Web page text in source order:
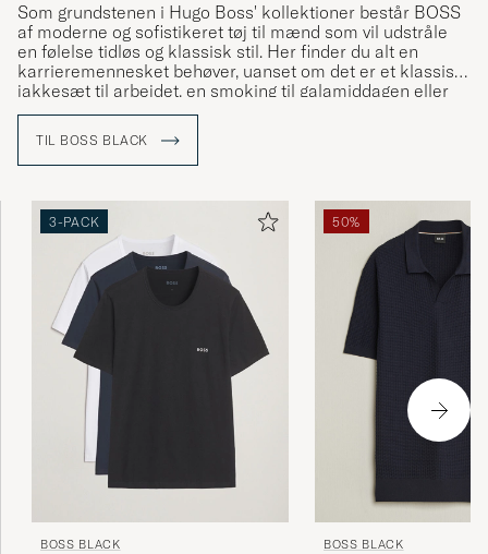
Som grundstenen i Hugo Boss' kollektioner består BOSS
af moderne og sofistikeret tøj til mænd som vil udstråle
en følelse tidløs og klassisk stil. Her finder du alt en
karrieremennesket behøver, uanset om det er et klassisk
jakkesæt til arbejdet, en smoking til galamiddagen eller
mere afslappet tøj til fritiden.
TIL BOSS BLACK
3-PACK
BOSS BLACK
50%
BOSS BLACK